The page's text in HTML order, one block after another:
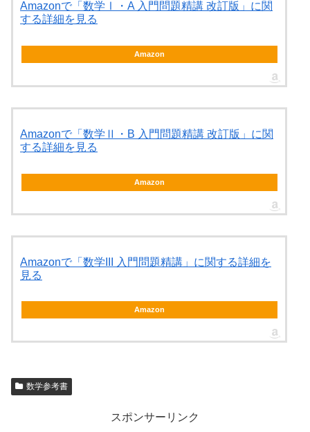
Amazonで「数学Ⅰ・A 入門問題精講 改訂版」に関
する詳細を見る
Amazon
Amazonで「数学Ⅱ・B 入門問題精講 改訂版」に関
する詳細を見る
Amazon
Amazonで「数学III 入門問題精講」に関する詳細を
見る
Amazon
数学参考書
スポンサーリンク